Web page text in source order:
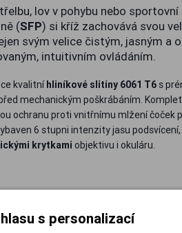
lov v pohybu nebo sportovní
(SFP) si kříž zachovává svou
svým velice čistým, jasným a
intuitivním ovládáním.
kvalitníhliníkové slitiny 6061 T6 s
mechanickým poškrábáním.
ochranu proti vnitřnímu mlžení čoček
6 stupni intenzity jasu
krytkami objektivu i okuláru.
s personalizací